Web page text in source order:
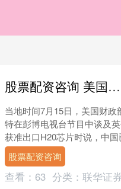
股票配资咨询 美国财长解释对华出口H20芯片：中国已研发出同等性能的芯片 我们可以卖了
当地时间7月15日，美国财政
特在彭博电视台节目中谈及
获准出口H20芯片时说，中
出性能与H20芯片相当的芯片
伟达销售H20芯片....
股票配资咨询
查看： 63 分类： 联华证